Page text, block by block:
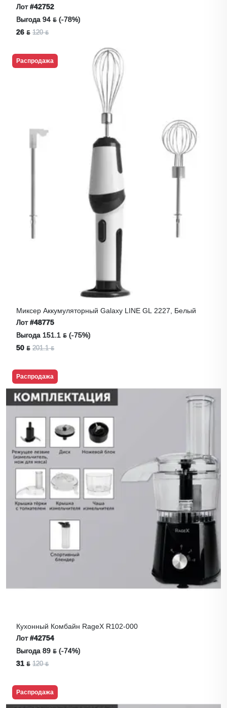
Лот#42752
Выгода 94 ƃ (-78%)
26 ƃ 120 ƃ
Распродажа
Миксер Аккумуляторный Galaxy LINE GL 2227, Белый
Лот#48775
Выгода 151.1 ƃ (-75%)
50 ƃ 201.1 ƃ
Распродажа
Кухонный Комбайн RageX R102-000
Лот#42754
Выгода 89 ƃ (-74%)
31 ƃ 120 ƃ
Распродажа